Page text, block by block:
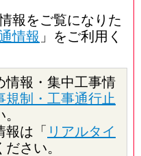
報をご覧になりた
情報 」をご利用く
情報・集中工事情
規制・工事通行止
は「 リアルタイ
さい。